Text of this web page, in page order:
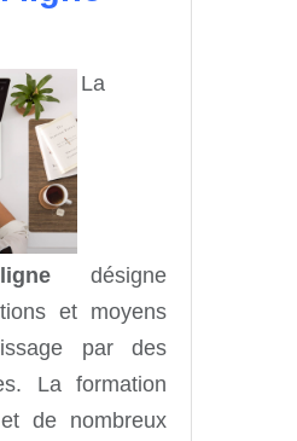
La
désigne
et moyens
par des
La formation
de nombreux